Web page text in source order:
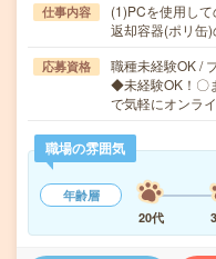
仕事内容
(1)PCを使用し
返却容器(ポリ缶
応募資格
職種未経験OK /
◆未経験OK！〇
で気軽にオンラ
職場の雰囲気
年齢層
20代